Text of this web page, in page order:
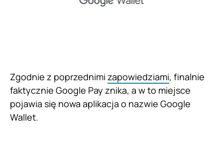
Zgodnie z poprzednimi zapowiedziami, finalnie
faktycznie Google Pay znika, a w to miejsce
pojawia się nowa aplikacja o nazwie Google
Wallet.